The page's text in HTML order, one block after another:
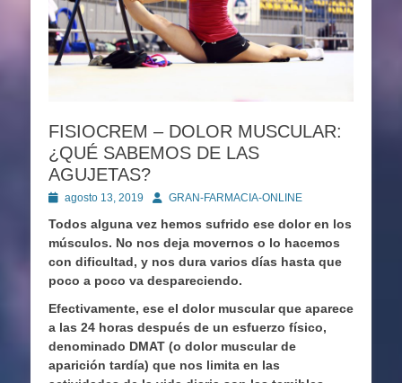
FISIOCREM – DOLOR MUSCULAR:
¿QUÉ SABEMOS DE LAS
AGUJETAS?
Publicado
agosto 13, 2019 AutorGRAN-FARMACIA-ONLINE
Todos alguna vez hemos sufrido ese dolor en los
músculos. No nos deja movernos o lo hacemos
con dificultad, y nos dura varios días hasta que
poco a poco va despareciendo.
Efectivamente, ese el dolor muscular que aparece
a las 24 horas después de un esfuerzo físico,
denominado DMAT (o dolor muscular de
aparición tardía) que nos limita en las